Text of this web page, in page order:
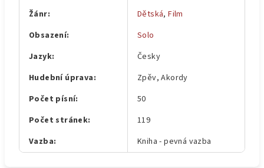
Žánr: Dětská,Film
Obsazení:
Solo
Jazyk:
Česky
Hudební úprava:
Zpěv, Akordy
Počet písní:
50
Počet stránek:
119
Vazba: Kniha - pevná vazba